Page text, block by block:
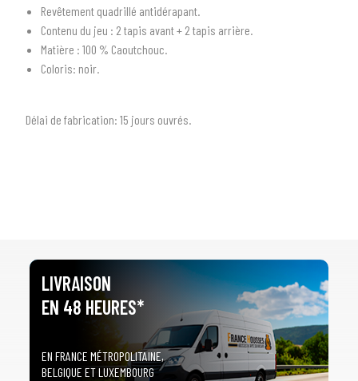
2SÉLECTIONNEZ LA MARQUE DE VOTRE VÉHICULE
Toutes les marques
Tous les modèles
Revêtement quadrillé antidérapant.
Contenu du jeu : 2 tapis avant + 2 tapis arrière.
Matière : 100 % Caoutchouc.
Coloris: noir.
Délai de fabrication: 15 jours ouvrés.
LIVRAISON
EN 48 HEURES*
EN FRANCE MÉTROPOLITAINE,
BELGIQUE ET LUXEMBOURG